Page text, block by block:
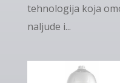
tehnologija koja
naljude i...